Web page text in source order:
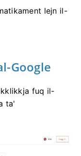
lejn il-
Google
fuq il-
ta'